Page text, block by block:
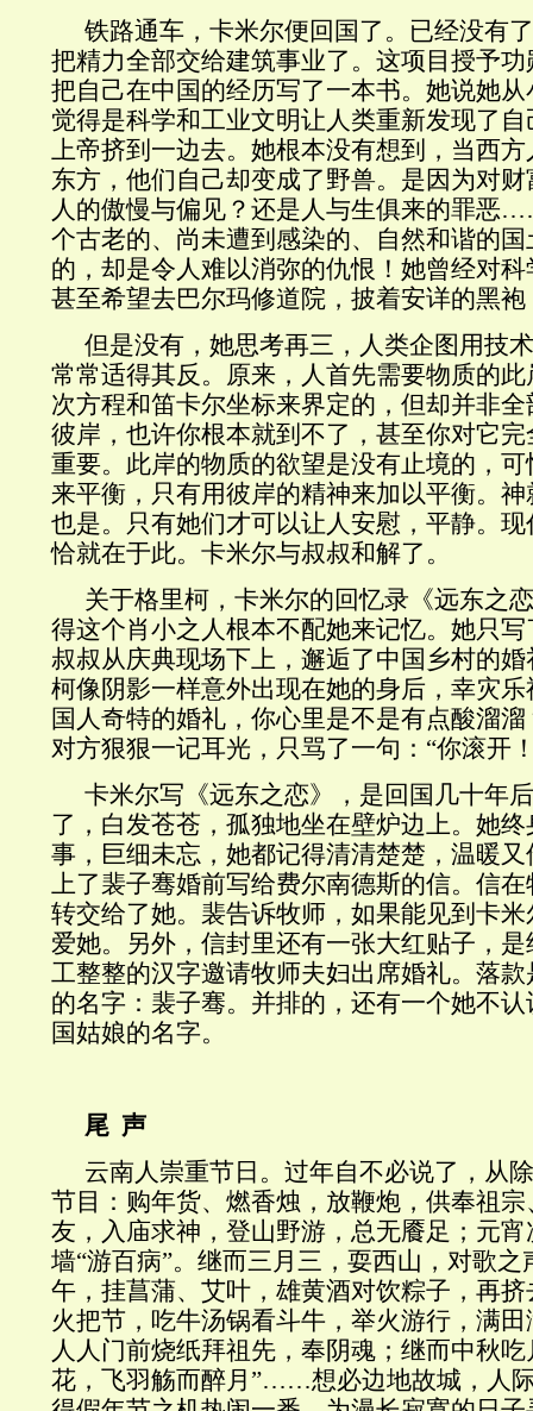
铁路通车，卡米尔便回国了。已经没有
把精力全部交给建筑事业了。这项目授予
把自己在中国的经历写了一本书。她说她
觉得是科学和工业文明让人类重新发现了
上帝挤到一边去。她根本没有想到，当西
东方，他们自己却变成了野兽。是因为对
人的傲慢与偏见？还是人与生俱来的罪恶
个古老的、尚未遭到感染的、自然和谐的
的，却是令人难以消弥的仇恨！她曾经对
甚至希望去巴尔玛修道院，披着安详的黑
但是没有，她思考再三，人类企图用技
常常适得其反。原来，人首先需要物质的
次方程和笛卡尔坐标来界定的，但却并非
彼岸，也许你根本就到不了，甚至你对它
重要。此岸的物质的欲望是没有止境的，
来平衡，只有用彼岸的精神来加以平衡。
也是。只有她们才可以让人安慰，平静。
恰就在于此。卡米尔与叔叔和解了。
关于格里柯，卡米尔的回忆录《远东之
得这个肖小之人根本不配她来记忆。她只
叔叔从庆典现场下上，邂逅了中国乡村的
柯像阴影一样意外出现在她的身后，幸灾
国人奇特的婚礼，你心里是不是有点酸溜
对方狠狠一记耳光，只骂了一句：“你滚开
卡米尔写《远东之恋》，是回国几十年
了，白发苍苍，孤独地坐在壁炉边上。她
事，巨细未忘，她都记得清清楚楚，温暖
上了裴子骞婚前写给费尔南德斯的信。信
转交给了她。裴告诉牧师，如果能见到卡
爱她。另外，信封里还有一张大红贴子，
工整整的汉字邀请牧师夫妇出席婚礼。落
的名字：裴子骞。并排的，还有一个她不
国姑娘的名字。
尾 声
云南人崇重节日。过年自不必说了，从
节目：购年货、燃香烛，放鞭炮，供奉祖
友，入庙求神，登山野游，总无餍足；元
墙“游百病”。继而三月三，耍西山，对歌
午，挂菖蒲、艾叶，雄黄酒对饮粽子，再
火把节，吃牛汤锅看斗牛，举火游行，满
人人门前烧纸拜祖先，奉阴魂；继而中秋
花，飞羽觞而醉月”……想必边地故城，人